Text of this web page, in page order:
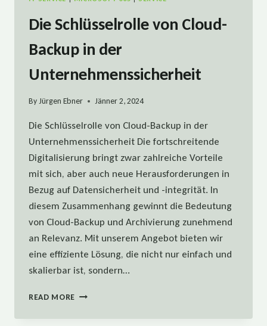
Die Schlüsselrolle von Cloud-
Backup in der
Unternehmenssicherheit
ByJürgen Ebner Jänner 2, 2024
Die Schlüsselrolle von Cloud-Backup in der
Unternehmenssicherheit Die fortschreitende
Digitalisierung bringt zwar zahlreiche Vorteile
mit sich, aber auch neue Herausforderungen in
Bezug auf Datensicherheit und -integrität. In
diesem Zusammenhang gewinnt die Bedeutung
von Cloud-Backup und Archivierung zunehmend
an Relevanz. Mit unserem Angebot bieten wir
eine effiziente Lösung, die nicht nur einfach und
skalierbar ist, sondern…
READ MORE DIE